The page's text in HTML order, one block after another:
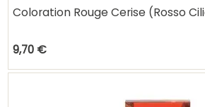
Coloration Rouge Cerise (Rosso
9,70 €